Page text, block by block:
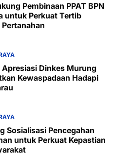
Pembinaan PPAT BPN
untuk Perkuat Tertib
Dinkes Murung
Kewaspadaan Hadapi
Sosialisasi Pencegahan
untuk Perkuat Kepastian